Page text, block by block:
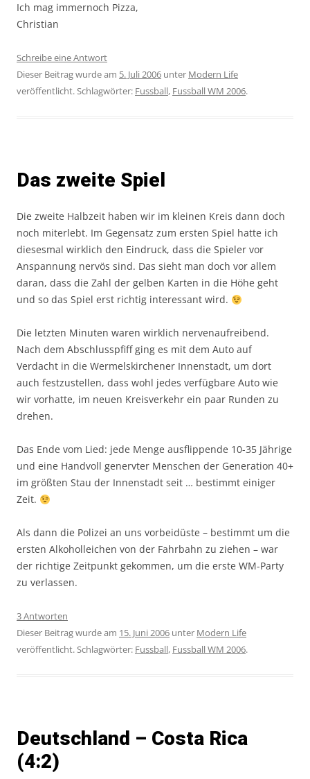
Ich mag immernoch Pizza,
Christian
Schreibe eine Antwort
Dieser Beitrag wurde am 5. Juli 2006 unter Modern Life
veröffentlicht. Schlagwörter: Fussball, Fussball WM 2006.
Das zweite Spiel
Die zweite Halbzeit haben wir im kleinen Kreis dann doch
noch miterlebt. Im Gegensatz zum ersten Spiel hatte ich
diesesmal wirklich den Eindruck, dass die Spieler vor
Anspannung nervös sind. Das sieht man doch vor allem
daran, dass die Zahl der gelben Karten in die Höhe geht
und so das Spiel erst richtig interessant wird.
Die letzten Minuten waren wirklich nervenaufreibend.
Nach dem Abschlusspfiff ging es mit dem Auto auf
Verdacht in die Wermelskirchener Innenstadt, um dort
auch festzustellen, dass wohl jedes verfügbare Auto wie
wir vorhatte, im neuen Kreisverkehr ein paar Runden zu
drehen.
Das Ende vom Lied: jede Menge ausflippende 10-35 Jährige
und eine Handvoll genervter Menschen der Generation 40+
im größten Stau der Innenstadt seit … bestimmt einiger
Zeit.
Als dann die Polizei an uns vorbeidüste – bestimmt um die
ersten Alkoholleichen von der Fahrbahn zu ziehen – war
der richtige Zeitpunkt gekommen, um die erste WM-Party
zu verlassen.
3 Antworten
Dieser Beitrag wurde am 15. Juni 2006 unter Modern Life
veröffentlicht. Schlagwörter: Fussball, Fussball WM 2006.
Deutschland – Costa Rica
(4:2)